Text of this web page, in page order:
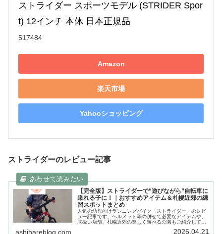
ストライダー スポーツモデル (STRIDER Spor
t) 12インチ 本体 日本正規品
517484
Amazon
楽天市場
Yahooショッピング
ストライダーのレビュー記事
【完全版】ストライダーで“遊びながら”自転車に
乗れる子に！｜おすすめアイテム＆札幌近郊の練
習スポットまとめ
人気の幼児向けランニングバイク「ストライダー」のレビ
ュー記事です。ヘルメット等の併せて必要なアイテムや、
取扱い店舗、札幌近郊の楽しく遊べる公園もご紹介してい
ashihareblog.com 2026.04.21